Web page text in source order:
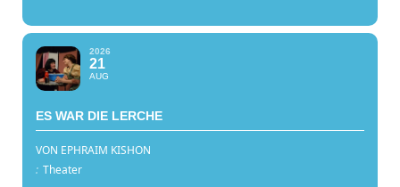
2026
21
AUG
ES WAR DIE LERCHE
VON EPHRAIM KISHON
: Theater